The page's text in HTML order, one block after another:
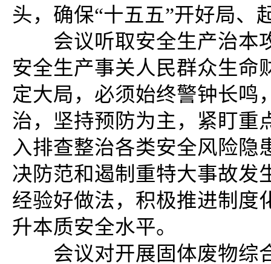
头，确保“十五五”开好局、
会议听取安全生产治本
安全生产事关人民群众生命
定大局，必须始终警钟长鸣
治，坚持预防为主，紧盯重
入排查整治各类安全风险隐
决防范和遏制重特大事故发
经验好做法，积极推进制度
升本质安全水平。
会议对开展固体废物综